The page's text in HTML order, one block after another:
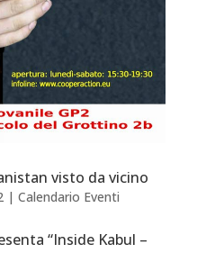
visto da vicino
| Calendario Eventi
“Inside Kabul –